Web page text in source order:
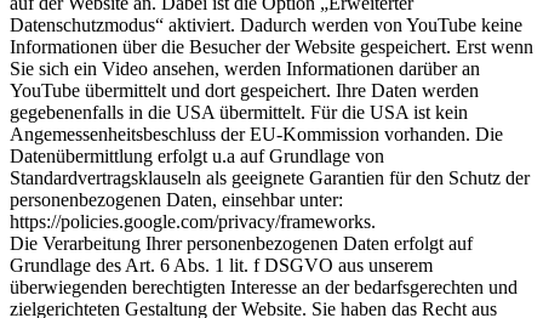
Datenschutzmodus“ aktiviert. Dadurch werden von YouTube keine
Informationen über die Besucher der Website gespeichert. Erst wenn
Sie sich ein Video ansehen, werden Informationen darüber an
YouTube übermittelt und dort gespeichert. Ihre Daten werden
gegebenenfalls in die USA übermittelt. Für die USA ist kein
Angemessenheitsbeschluss der EU-Kommission vorhanden. Die
Datenübermittlung erfolgt u.a auf Grundlage von
Standardvertragsklauseln als geeignete Garantien für den Schutz der
personenbezogenen Daten, einsehbar unter:
https://policies.google.com/privacy/frameworks.
Die Verarbeitung Ihrer personenbezogenen Daten erfolgt auf
Grundlage des Art. 6 Abs. 1 lit. f DSGVO aus unserem
überwiegenden berechtigten Interesse an der bedarfsgerechten und
zielgerichteten Gestaltung der Website. Sie haben das Recht aus